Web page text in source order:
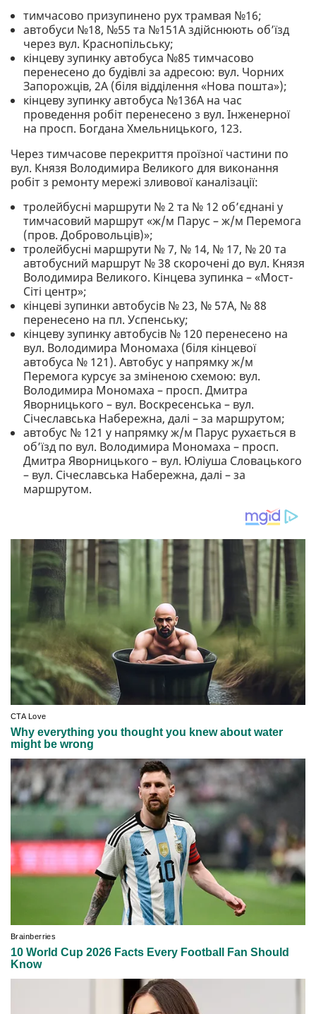
тимчасово призупинено рух трамвая №16;
автобуси №18, №55 та №151А здійснюють об’їзд
через вул. Краснопільську;
кінцеву зупинку автобуса №85 тимчасово
перенесено до будівлі за адресою: вул. Чорних
Запорожців, 2А (біля відділення «Нова пошта»);
кінцеву зупинку автобуса №136А на час
проведення робіт перенесено з вул. Інженерної
на просп. Богдана Хмельницького, 123.
Через тимчасове перекриття проїзної частини по
вул. Князя Володимира Великого для виконання
робіт з ремонту мережі зливової каналізації:
тролейбусні маршрути № 2 та № 12 об’єднані у
тимчасовий маршрут «ж/м Парус – ж/м Перемога
(пров. Добровольців)»;
тролейбусні маршрути № 7, № 14, № 17, № 20 та
автобусний маршрут № 38 скорочені до вул. Князя
Володимира Великого. Кінцева зупинка – «Мост-
Сіті центр»;
кінцеві зупинки автобусів № 23, № 57А, № 88
перенесено на пл. Успенську;
кінцеву зупинку автобусів № 120 перенесено на
вул. Володимира Мономаха (біля кінцевої
автобуса № 121). Автобус у напрямку ж/м
Перемога курсує за зміненою схемою: вул.
Володимира Мономаха – просп. Дмитра
Яворницького – вул. Воскресенська – вул.
Січеславська Набережна, далі – за маршрутом;
автобус № 121 у напрямку ж/м Парус рухається в
об’їзд по вул. Володимира Мономаха – просп.
Дмитра Яворницького – вул. Юліуша Словацького
– вул. Січеславська Набережна, далі – за
маршрутом.